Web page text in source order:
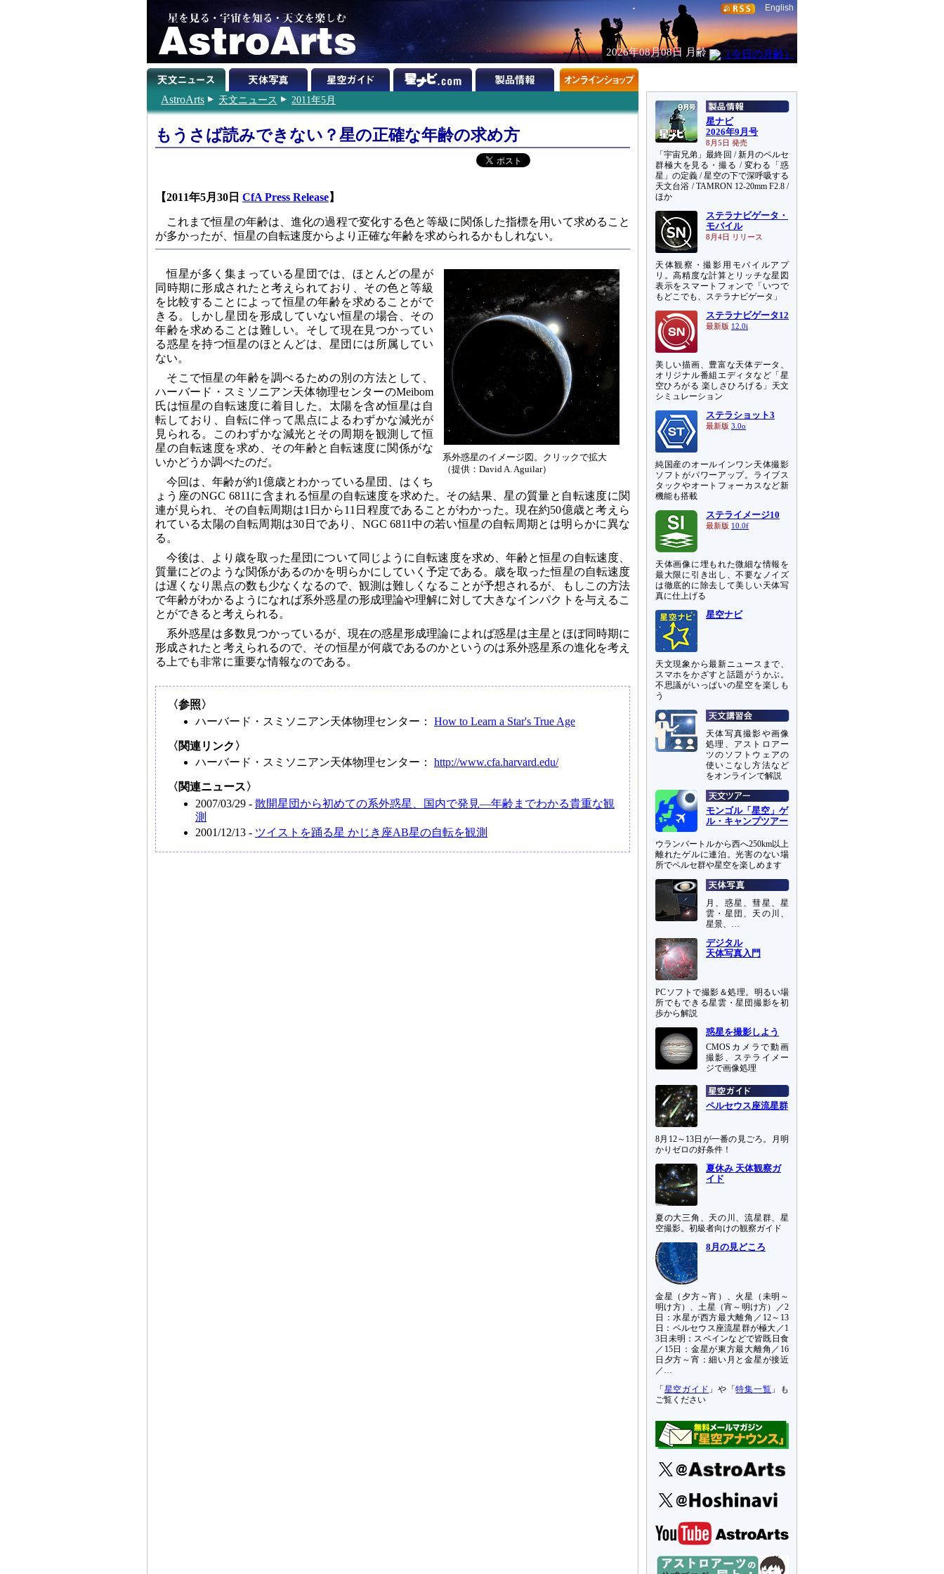
English
2026年08月08日 月齢
AstroArts 天文ニュース 2011年5月
もうさば読みできない？星の正確な年齢の求め方
【2011年5月30日 CfA Press Release】
これまで恒星の年齢は、進化の過程で変化する色と等級に関係した指標を用いて求めること
が多かったが、恒星の自転速度からより正確な年齢を求められるかもしれない。
系外惑星のイメージ図。クリックで拡大
（提供：David A. Aguilar）
恒星が多く集まっている星団では、ほとんどの星が
同時期に形成されたと考えられており、その色と等級
を比較することによって恒星の年齢を求めることがで
きる。しかし星団を形成していない恒星の場合、その
年齢を求めることは難しい。そして現在見つかってい
る惑星を持つ恒星のほとんどは、星団には所属してい
ない。
そこで恒星の年齢を調べるための別の方法として、
ハーバード・スミソニアン天体物理センターのMeibom
氏は恒星の自転速度に着目した。太陽を含め恒星は自
転しており、自転に伴って黒点によるわずかな減光が
見られる。このわずかな減光とその周期を観測して恒
星の自転速度を求め、その年齢と自転速度に関係がな
いかどうか調べたのだ。
今回は、年齢が約1億歳とわかっている星団、はくち
ょう座のNGC 6811に含まれる恒星の自転速度を求めた。その結果、星の質量と自転速度に関
連が見られ、その自転周期は1日から11日程度であることがわかった。現在約50億歳と考えら
れている太陽の自転周期は30日であり、NGC 6811中の若い恒星の自転周期とは明らかに異な
る。
今後は、より歳を取った星団について同じように自転速度を求め、年齢と恒星の自転速度、
質量にどのような関係があるのかを明らかにしていく予定である。歳を取った恒星の自転速度
は遅くなり黒点の数も少なくなるので、観測は難しくなることが予想されるが、もしこの方法
で年齢がわかるようになれば系外惑星の形成理論や理解に対して大きなインパクトを与えるこ
とができると考えられる。
系外惑星は多数見つかっているが、現在の惑星形成理論によれば惑星は主星とほぼ同時期に
形成されたと考えられるので、その恒星が何歳であるのかというのは系外惑星系の進化を考え
る上でも非常に重要な情報なのである。
〈参照〉
ハーバード・スミソニアン天体物理センター： How to Learn a Star's True Age
〈関連リンク〉
ハーバード・スミソニアン天体物理センター： http://www.cfa.harvard.edu/
〈関連ニュース〉
2007/03/29 - 散開星団から初めての系外惑星、国内で発見―年齢までわかる貴重な観
測
2001/12/13 - ツイストを踊る星 かじき座AB星の自転を観測
星ナビ
2026年9月号
8月5日 発売
「宇宙兄弟」最終回 / 新月のペルセ
群極大を見る・撮る / 変わる「惑
星」の定義 / 星空の下で深呼吸する
天文台浴 / TAMRON 12-20mm F2.8 /
ほか
ステラナビゲータ・
モバイル
8月4日 リリース
天体観察・撮影用モバイルアプ
リ。高精度な計算とリッチな星図
表示をスマートフォンで「いつで
もどこでも、ステラナビゲータ」
ステラナビゲータ12
最新版 12.0i
美しい描画、豊富な天体データ、
オリジナル番組エディタなど「星
空ひろがる 楽しさひろげる」天文
シミュレーション
ステラショット3
最新版 3.0o
純国産のオールインワン天体撮影
ソフトがパワーアップ。ライブス
タックやオートフォーカスなど新
機能も搭載
ステライメージ10
最新版 10.0f
天体画像に埋もれた微細な情報を
最大限に引き出し、不要なノイズ
は徹底的に除去して美しい天体写
真に仕上げる
星空ナビ
天文現象から最新ニュースまで、
スマホをかざすと話題がうかぶ。
不思議がいっぱいの星空を楽しも
う
天体写真撮影や画像
処理、アストロアー
ツのソフトウェアの
使いこなし方法など
をオンラインで解説
モンゴル「星空」ゲ
ル・キャンプツアー
ウランバートルから西へ250km以上
離れたゲルに連泊。光害のない場
所でペルセ群や星空を楽しめます
月、惑星、彗星、星
雲・星団、天の川、
星景、…
デジタル
天体写真入門
PCソフトで撮影＆処理。明るい場
所でもできる星雲・星団撮影を初
歩から解説
惑星を撮影しよう
CMOSカメラで動画
撮影、ステライメー
ジで画像処理
ペルセウス座流星群
8月12～13日が一番の見ごろ。月明
かりゼロの好条件！
夏休み 天体観察ガ
イド
夏の大三角、天の川、流星群、星
空撮影。初級者向けの観察ガイド
8月の見どころ
金星（夕方～宵）、火星（未明～
明け方）、土星（宵～明け方）／2
日：水星が西方最大離角／12～13
日：ペルセウス座流星群が極大／1
3日未明：スペインなどで皆既日食
／15日：金星が東方最大離角／16
日夕方～宵：細い月と金星が接近
／…
「 星空ガイド 」や「特集一覧 」も
ご覧ください